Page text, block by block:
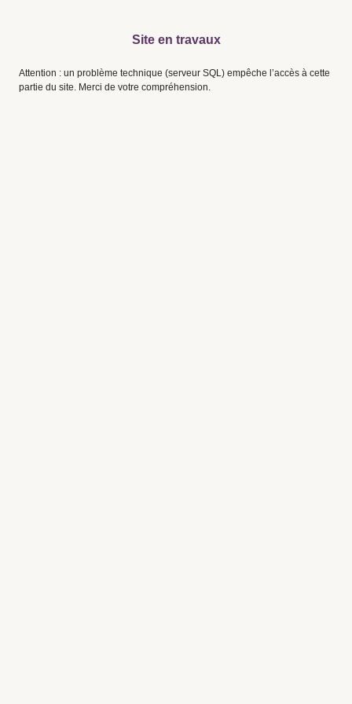
Site en travaux
Attention : un problème technique (serveur SQL) empêche l’accès à cette
partie du site. Merci de votre compréhension.